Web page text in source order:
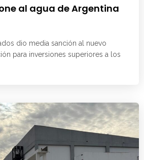
al agua de Argentina
dio media sanción al nuevo
para inversiones superiores a los